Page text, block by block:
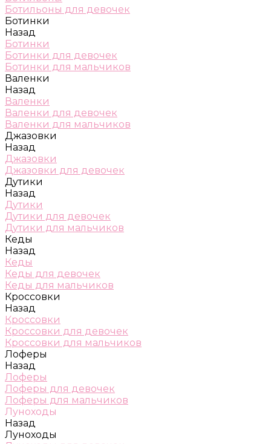
Ботильоны для девочек
Ботинки
Назад
Ботинки
Ботинки для девочек
Ботинки для мальчиков
Валенки
Назад
Валенки
Валенки для девочек
Валенки для мальчиков
Джазовки
Назад
Джазовки
Джазовки для девочек
Дутики
Назад
Дутики
Дутики для девочек
Дутики для мальчиков
Кеды
Назад
Кеды
Кеды для девочек
Кеды для мальчиков
Кроссовки
Назад
Кроссовки
Кроссовки для девочек
Кроссовки для мальчиков
Лоферы
Назад
Лоферы
Лоферы для девочек
Лоферы для мальчиков
Луноходы
Назад
Луноходы